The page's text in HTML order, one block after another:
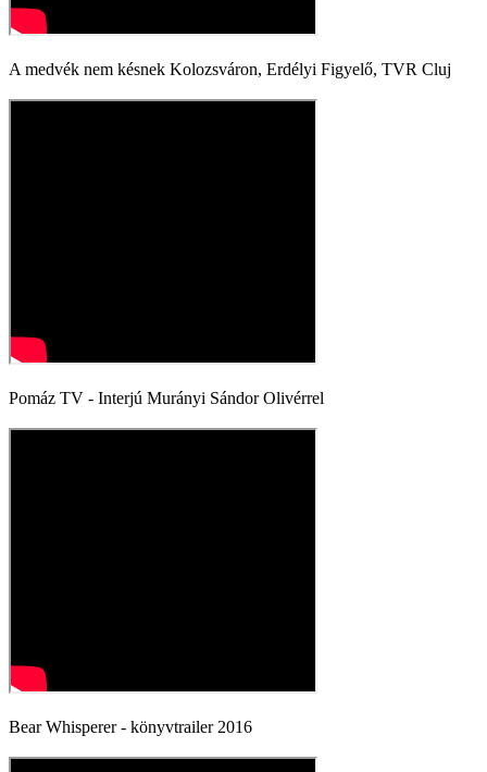
A medvék nem késnek Kolozsváron, Erdélyi Figyelő, TVR Cluj
Pomáz TV - Interjú Murányi Sándor Olivérrel
Bear Whisperer - könyvtrailer 2016